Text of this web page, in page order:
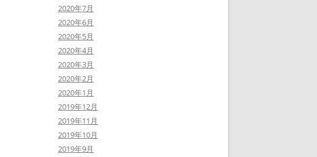
2020年7月
2020年6月
2020年5月
2020年4月
2020年3月
2020年2月
2020年1月
2019年12月
2019年11月
2019年10月
2019年9月